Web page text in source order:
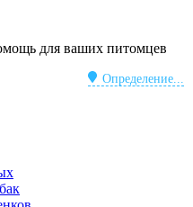
для ваших питомцев
Определение...